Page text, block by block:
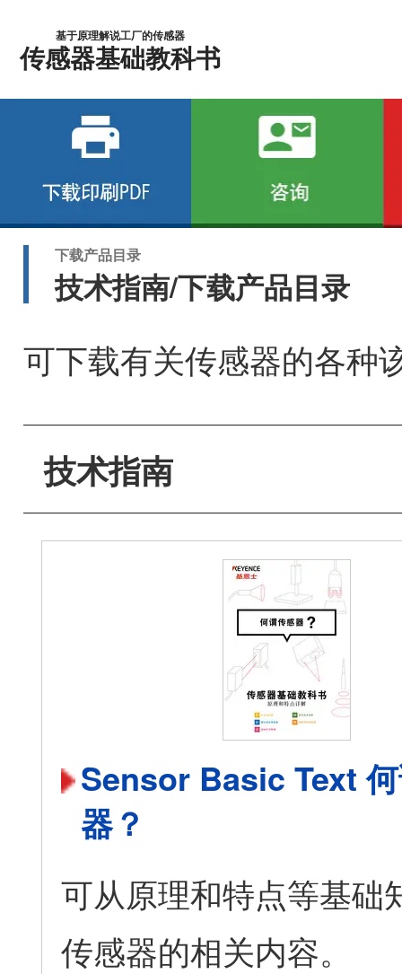
基于原理解说工厂的传感器
传感器基础教科书
下载产品目录
技术指南/下载产品目录
可下载有关传感器的各种
技术指南
Sensor Basic Text
器？
可从原理和特点等基础
传感器的相关内容。